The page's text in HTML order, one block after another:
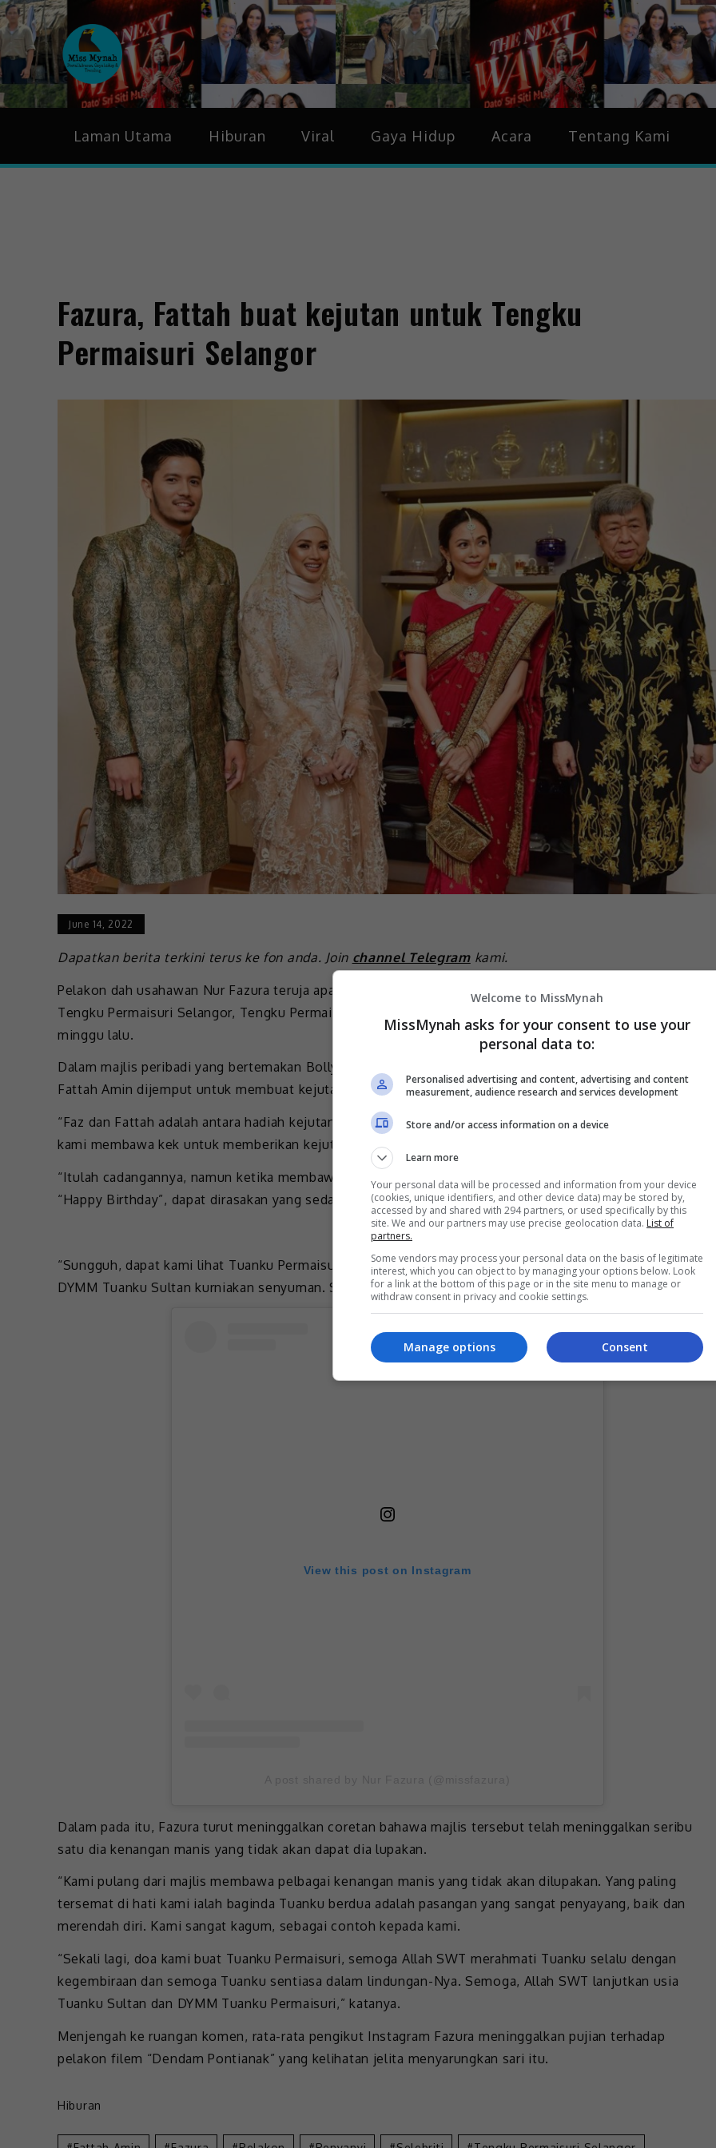
MissMynah
Portal Hiburan, Gaya Hidup & Trending
Laman Utama Hiburan Viral Gaya Hidup Acara Tentang Kami
Fazura, Fattah buat kejutan untuk Tengku
Permaisuri Selangor
June 14, 2022
Dapatkan berita terkini terus ke fon anda. Join channel Telegramkami.
Pelakon dah usahawan Nur Fazura teruja apabila berpeluang menghadiri majlis ulang tahun kelahiran
Tengku Permaisuri Selangor, Tengku Permaisuri Norashikin, yang berlangsung secara tertutup hujung
minggu lalu.
Dalam majlis peribadi yang bertemakan Bollywood itu, Fazura bersama suaminya yang juga pelakon,
Fattah Amin dijemput untuk membuat kejutan kepada Tengku Permaisuri.
“Faz dan Fattah adalah antara hadiah kejutan kepada DYMM Tengku Permaisuri pada majlis tersebut. Misi
kami membawa kek untuk memberikan kejutan manis kepada Tuanku Permaisuri.
“Itulah cadangannya, namun ketika membawa kek menuju ke hadapan baginda sambil diiringi nyanyian
“Happy Birthday”, dapat dirasakan yang sedang mengalami kejutan ialah kami berdua.
“Sungguh, dapat kami lihat Tuanku Permaisuri sangat berkenan dan sukacita dengan kehadiran kami.
DYMM Tuanku Sultan kurniakan senyuman. Sungguh besar jiwa baginda Tuanku berdua,” katanya.
View this post on Instagram
Dalam pada itu, Fazura turut meninggalkan coretan bahawa majlis tersebut telah meninggalkan seribu
satu dia kenangan manis yang tidak akan dapat dia lupakan.
“Kami pulang dari majlis membawa pelbagai kenangan manis yang tidak akan dilupakan. Yang paling
tersemat di hati kami ialah baginda Tuanku berdua adalah pasangan yang sangat penyayang, baik dan
merendah diri. Kami sangat kagum, sebagai contoh kepada kami.
“Sekali lagi, doa kami buat Tuanku Permaisuri, semoga Allah SWT merahmati Tuanku selalu dengan
kegembiraan dan semoga Tuanku sentiasa dalam lindungan-Nya. Semoga, Allah SWT lanjutkan usia
Tuanku Sultan dan DYMM Tuanku Permaisuri,” katanya.
Menjengah ke ruangan komen, rata-rata pengikut Instagram Fazura meninggalkan pujian terhadap
pelakon filem “Dendam Pontianak” yang kelihatan jelita menyarungkan sari itu.
Hiburan
Welcome to MissMynah
MissMynah asks for your consent to use your
personal data to:
Personalised advertising and content, advertising and content
measurement, audience research and services development
Store and/or access information on a device
Learn more
Your personal data will be processed and information from your device
(cookies, unique identifiers, and other device data) may be stored by,
accessed by and shared with 294 partners, or used specifically by this
site. We and our partners may use precise geolocation data. List of
partners.
Some vendors may process your personal data on the basis of legitimate
interest, which you can object to by managing your options below. Look
for a link at the bottom of this page or in the site menu to manage or
withdraw consent in privacy and cookie settings.
Consent
Manage options